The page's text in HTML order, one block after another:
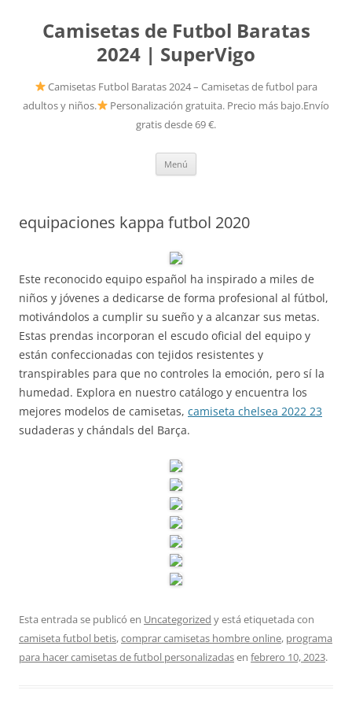
Camisetas de Futbol Baratas
2024 | SuperVigo
Camisetas Futbol Baratas 2024 – Camisetas de futbol para
adultos y niños.
Personalización gratuita. Precio más bajo.Envío
gratis desde 69 €.
Menú
equipaciones kappa futbol 2020
Este reconocido equipo español ha inspirado a miles de
niños y jóvenes a dedicarse de forma profesional al fútbol,
motivándolos a cumplir su sueño y a alcanzar sus metas.
Estas prendas incorporan el escudo oficial del equipo y
están confeccionadas con tejidos resistentes y
transpirables para que no controles la emoción, pero sí la
humedad. Explora en nuestro catálogo y encuentra los
mejores modelos de camisetas, camiseta chelsea 2022 23
sudaderas y chándals del Barça.
Esta entrada se publicó en Uncategorized y está etiquetada con
camiseta futbol betis,comprar camisetas hombre online, programa
para hacer camisetas de futbol personalizadasen febrero 10, 2023.